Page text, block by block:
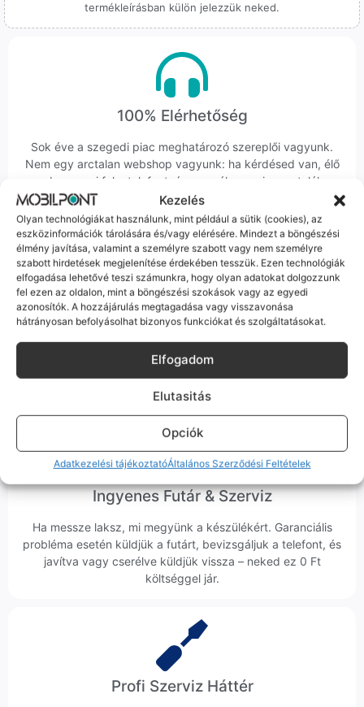
Kezelés
Olyan technológiákat használunk, mint például a sütik (cookies), az
eszközinformációk tárolására és/vagy elérésére. Mindezt a böngészési
élmény javítása, valamint a személyre szabott vagy nem személyre
szabott hirdetések megjelenítése érdekében tesszük. Ezen technológiák
elfogadása lehetővé teszi számunkra, hogy olyan adatokat dolgozzunk
fel ezen az oldalon, mint a böngészési szokások vagy az egyedi
azonosítók. A hozzájárulás megtagadása vagy visszavonása
hátrányosan befolyásolhat bizonyos funkciókat és szolgáltatásokat.
Elfogadom
Elutasitás
Opciók
Adatkezelési tájékoztatóÁltalános Szerződési Feltételek
termékleírásban külön jelezzük neked.
100% Elérhetőség
Sok éve a szegedi piac meghatározó szereplői vagyunk.
Nem egy arctalan webshop vagyunk: ha kérdésed van, élő
ember veszi fel a telefont, és személyesen is megtalálsz
minket Szegeden.
Korrekt Ügyintézés
Ha ritkán előfordul egy hiba, nem kifogásokat keresünk,
hanem megoldást. Szakértő kollégáink azonnal kézbe
veszik az ügyedet.
Ingyenes Futár & Szerviz
Ha messze laksz, mi megyünk a készülékért. Garanciális
probléma esetén küldjük a futárt, bevizsgáljuk a telefont, és
javítva vagy cserélve küldjük vissza – neked ez 0 Ft
költséggel jár.
Profi Szerviz Háttér